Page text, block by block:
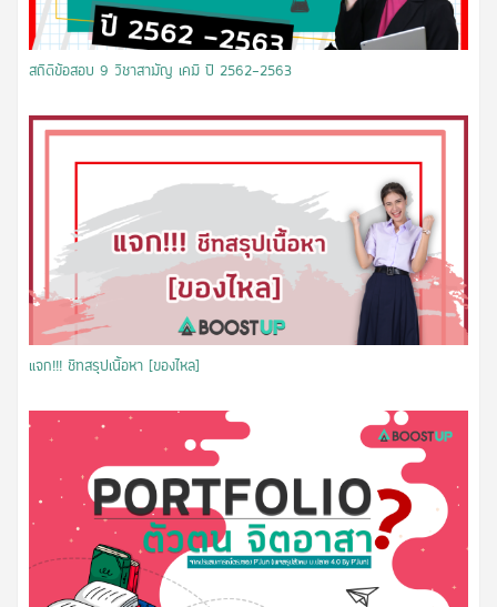
สถิติข้อสอบ 9 วิชาสามัญ เคมี ปี 2562-2563
แจก!!! ชีทสรุปเนื้อหา [ของไหล]